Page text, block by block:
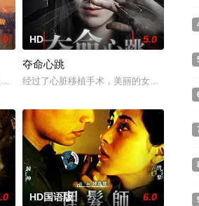
知道，这个软件是暗
（温心 饰）和方慧茹（赵多娜 饰）同被分到
后们纷纷走上社会，开始自觉不自觉地扛起属
HD 5.0
夺命心跳
经过了心脏移植手术，美丽的女陶艺师林
HD国语版 6.0